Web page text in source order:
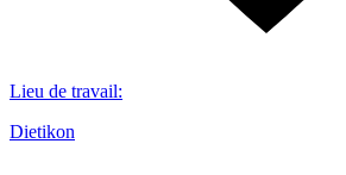
Lieu de travail:
Dietikon